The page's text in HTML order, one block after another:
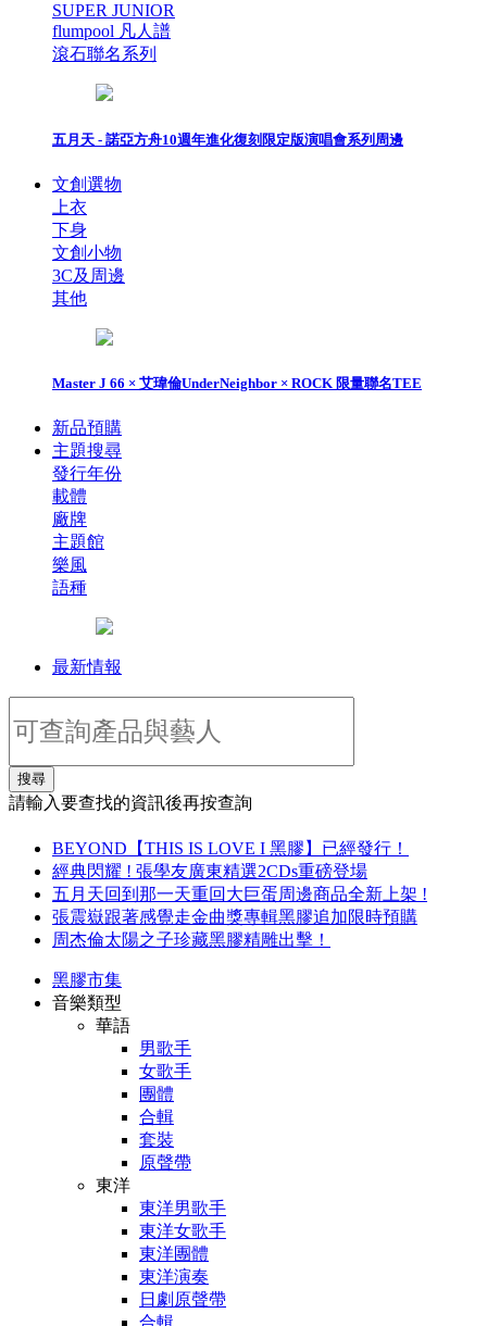
SUPER JUNIOR
flumpool 凡人譜
滾石聯名系列
五月天 - 諾亞方舟10週年進化復刻限定版演唱會系列周邊
文創選物
上衣
下身
文創小物
3C及周邊
其他
Master J 66 × 艾瑋倫UnderNeighbor × ROCK 限量聯名TEE
新品預購
主題搜尋
發行年份
載體
廠牌
主題館
樂風
語種
最新情報
搜尋
請輸入要查找的資訊後再按查詢
BEYOND【THIS IS LOVE I 黑膠】已經發行！
經典閃耀 ! 張學友廣東精選2CDs重磅登場
五月天回到那一天重回大巨蛋周邊商品全新上架 !
張震嶽跟著感覺走金曲獎專輯黑膠追加限時預購
周杰倫太陽之子珍藏黑膠精雕出擊！
黑膠市集
音樂類型
華語
男歌手
女歌手
團體
合輯
套裝
原聲帶
東洋
東洋男歌手
東洋女歌手
東洋團體
東洋演奏
日劇原聲帶
合輯